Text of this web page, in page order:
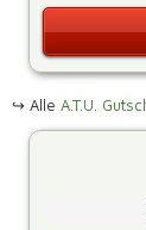
↪ Alle A.T.U.